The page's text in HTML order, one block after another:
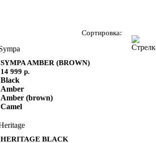
Сортировка:
SYMPA AMBER (BROWN)
14 999 р.
Black
Amber
Amber (brown)
Camel
HERITAGE BLACK